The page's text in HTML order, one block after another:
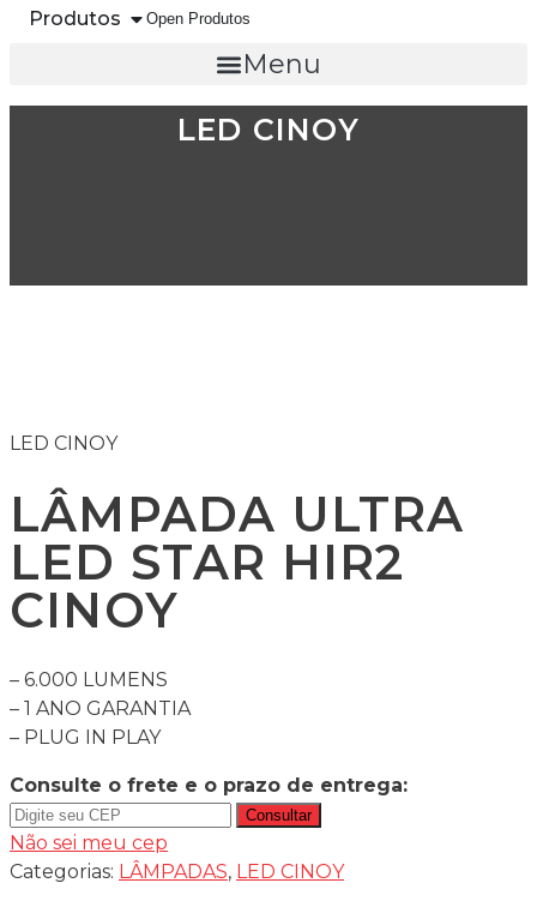
Produtos Open Produtos
Menu
LED CINOY
LED CINOY
LÂMPADA ULTRA
LED STAR HIR2
CINOY
– 6.000 LUMENS
– 1 ANO GARANTIA
– PLUG IN PLAY
Consulte o frete e o prazo de entrega:
Consultar
Não sei meu cep
Categorias: LÂMPADAS, LED CINOY